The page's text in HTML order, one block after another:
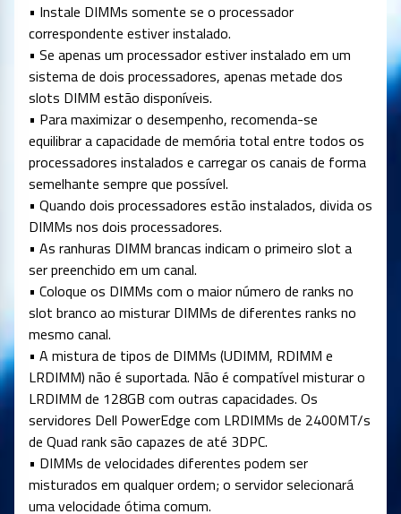
• Instale DIMMs somente se o processador
correspondente estiver instalado.
• Se apenas um processador estiver instalado em um
sistema de dois processadores, apenas metade dos
slots DIMM estão disponíveis.
• Para maximizar o desempenho, recomenda-se
equilibrar a capacidade de memória total entre todos os
processadores instalados e carregar os canais de forma
semelhante sempre que possível.
• Quando dois processadores estão instalados, divida os
DIMMs nos dois processadores.
• As ranhuras DIMM brancas indicam o primeiro slot a
ser preenchido em um canal.
• Coloque os DIMMs com o maior número de ranks no
slot branco ao misturar DIMMs de diferentes ranks no
mesmo canal.
• A mistura de tipos de DIMMs (UDIMM, RDIMM e
LRDIMM) não é suportada. Não é compatível misturar o
LRDIMM de 128GB com outras capacidades. Os
servidores Dell PowerEdge com LRDIMMs de 2400MT/s
de Quad rank são capazes de até 3DPC.
• DIMMs de velocidades diferentes podem ser
misturados em qualquer ordem; o servidor selecionará
uma velocidade ótima comum.